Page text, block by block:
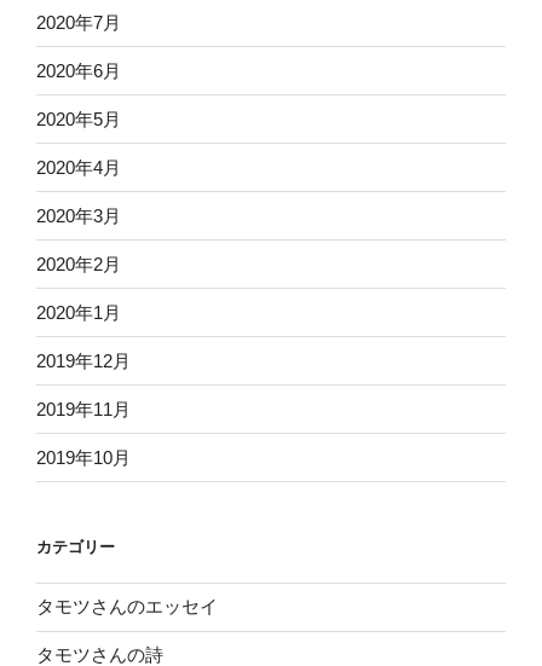
2020年7月
2020年6月
2020年5月
2020年4月
2020年3月
2020年2月
2020年1月
2019年12月
2019年11月
2019年10月
カテゴリー
タモツさんのエッセイ
タモツさんの詩